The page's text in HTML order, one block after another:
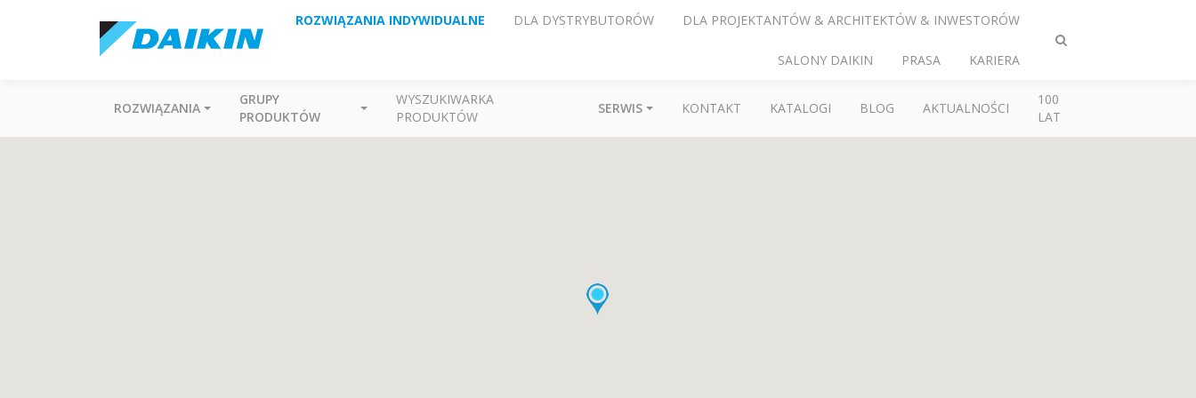
Przełącz
ROZWIĄZANIA INDYWIDUALNE DLA DYSTRYBUTORÓW DLA PROJEKTANTÓW & ARCHITEKTÓW & INWESTORÓW
SALONY DAIKIN PRASA KARIERA
ROZWIĄZANIA
GRUPY
PRODUKTÓW
WYSZUKIWARKA
PRODUKTÓW
SERWIS KONTAKT KATALOGI BLOG AKTUALNOŚCI
100
LAT